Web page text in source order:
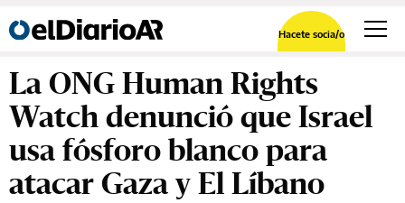
Hacete socia/o
La ONG Human Rights
Watch denunció que Israel
usa fósforo blanco para
atacar Gaza y El Líbano